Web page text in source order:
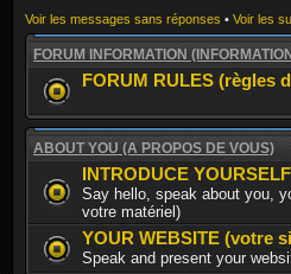
Voir les messages sans réponses • Voir les
FORUM INFORMATION
FORUM RULES (règles
ABOUT YOU (A PROPOS DE VOUS)
INTRODUCE
Say hello, speak about you,
votre matériel)
YOUR WEBSITE (votre
Speak and present your